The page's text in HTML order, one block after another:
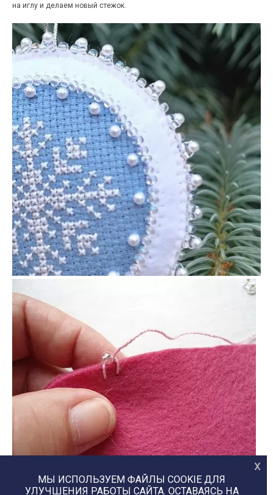
на иглу и делаем новый стежок.
х
МЫ ИСПОЛЬЗУЕМ ФАЙЛЫ COOKIE ДЛЯ
УЛУЧШЕНИЯ РАБОТЫ САЙТА. ОСТАВАЯСЬ НА